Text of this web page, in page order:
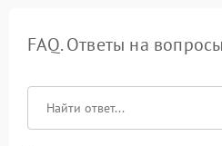
FAQ. Ответы на вопросы